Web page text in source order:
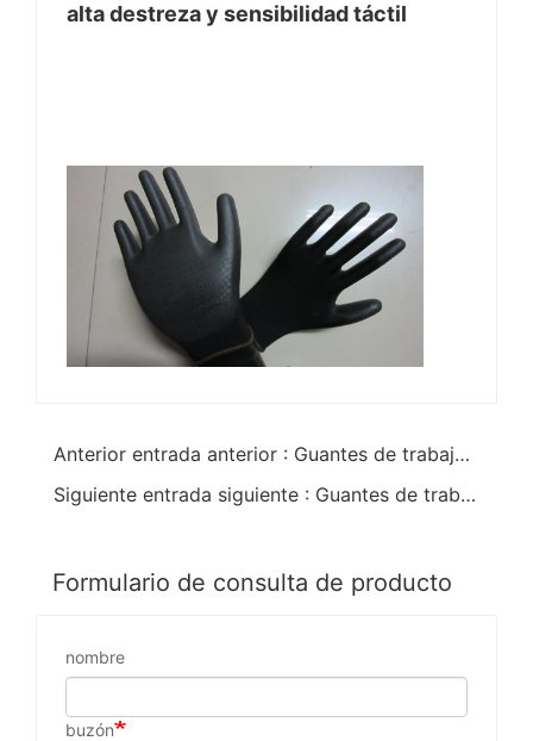
alta destreza y sensibilidad táctil
Anterior entrada anterior : Guantes de trabajo recubiertos de látex
Siguiente entrada siguiente : Guantes de trabajo recubiertos de PU negro
Formulario de consulta de producto
nombre
buzón